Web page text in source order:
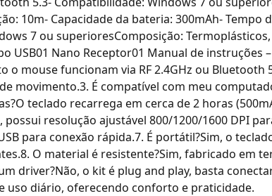
10m- Capacidade da bateria: 300mAh- Tempo
7 ou superioresComposição:
USB01 Nano Receptor01 Manual de instruções
mouse funcionam via RF 2.4GHz ou Bluetooth
movimento.3. É compatível com meu
teclado recarrega em cerca de 2 horas
possui resolução ajustável 800/1200/1600 DPI
para conexão rápida.7. É portátil?Sim, o
O material é resistente?Sim, fabricado em
driver?Não, o kit é plug and play, basta
uso diário, oferecendo conforto e praticidade.